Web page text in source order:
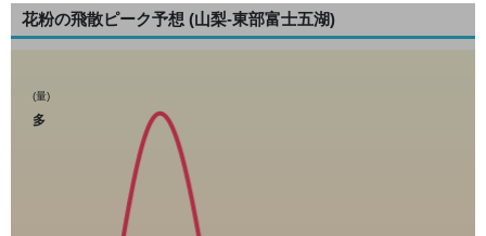
花粉の飛散ピーク予想 (山梨-東部富士五湖)
(量)
多